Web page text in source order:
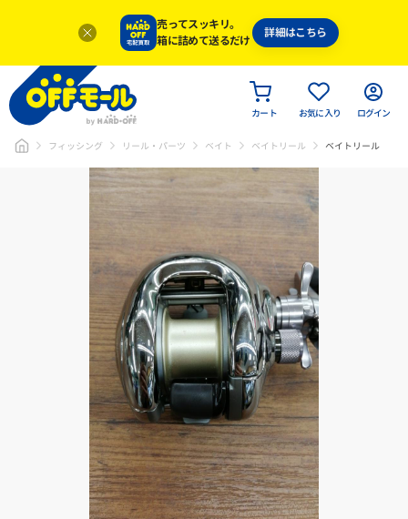
売ってスッキリ。
箱に詰めて送るだけ
詳細はこちら
カート お気に入り ログイン
フィッシング リール・パーツ ベイト ベイトリール ベイトリール